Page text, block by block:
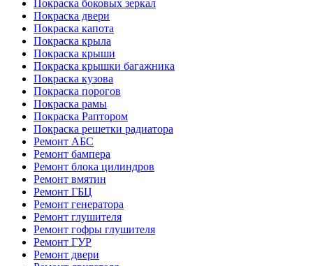
Покраска боковых зеркал
Покраска двери
Покраска капота
Покраска крыла
Покраска крыши
Покраска крышки багажника
Покраска кузова
Покраска порогов
Покраска рамы
Покраска Раптором
Покраска решетки радиатора
Ремонт АБС
Ремонт бампера
Ремонт блока цилиндров
Ремонт вмятин
Ремонт ГБЦ
Ремонт генератора
Ремонт глушителя
Ремонт гофры глушителя
Ремонт ГУР
Ремонт двери